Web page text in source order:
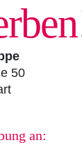
50
an: